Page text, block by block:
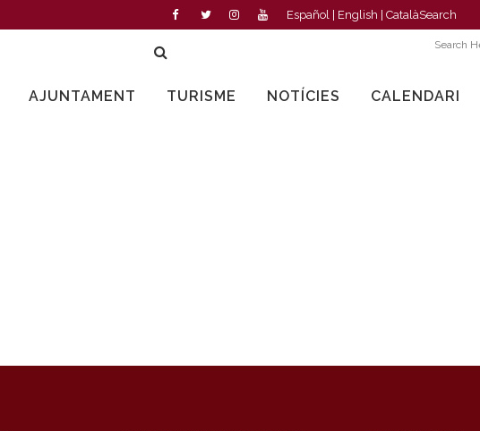
Español English CatalàSearch
AJUNTAMENT TURISME NOTÍCIES CALENDARI